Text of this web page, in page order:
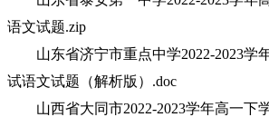
语文试题.zip
山东省济宁市重点中学2022-2023学
试语文试题（解析版）.doc
山西省大同市2022-2023学年高一下